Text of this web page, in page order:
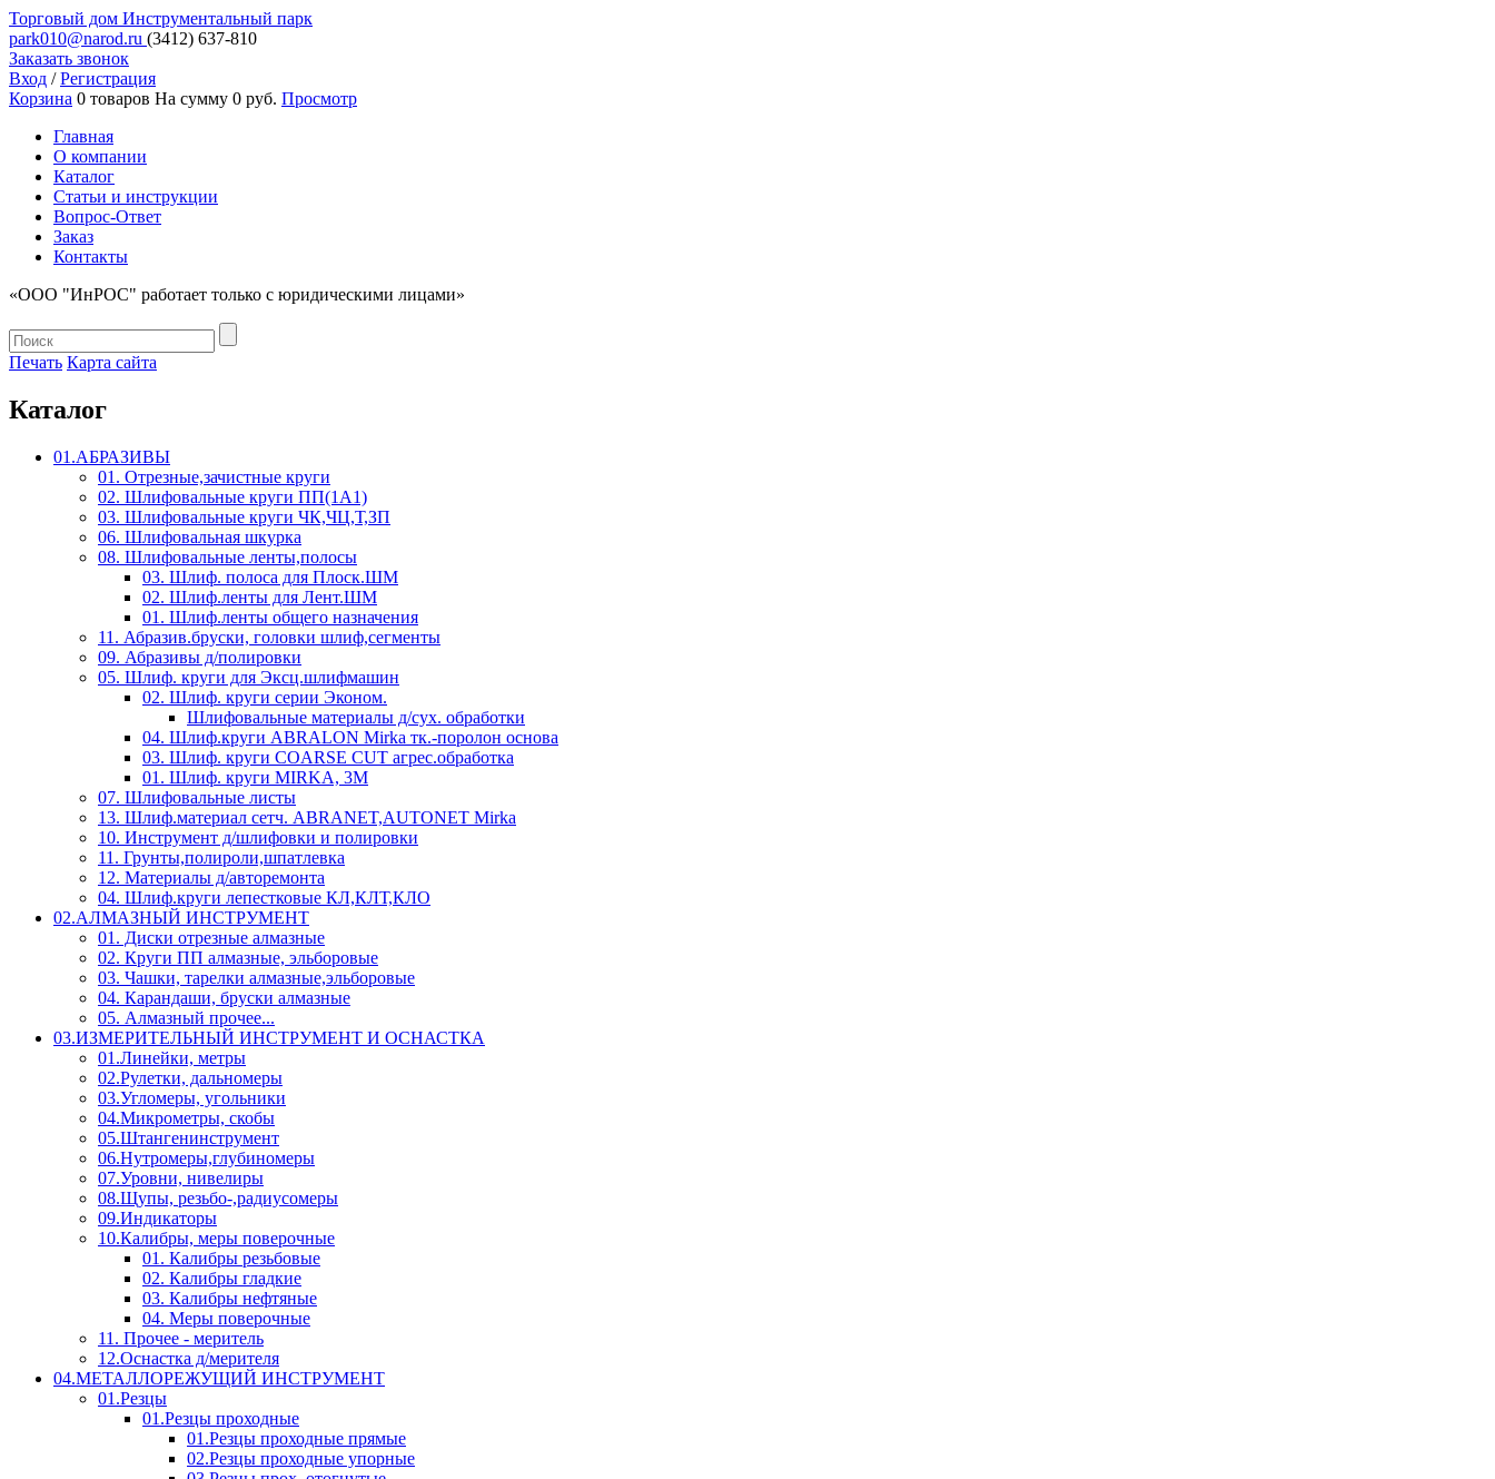
Торговый дом Инструментальный парк
park010@narod.ru (3412) 637-810
Заказать звонок
Вход /Регистрация
Корзина 0 товаров На сумму 0 руб. Просмотр
Главная
О компании
Каталог
Статьи и инструкции
Вопрос-Ответ
Заказ
Контакты
«ООО "ИнРОС" работает только с юридическими лицами»
Печать Карта сайта
Каталог
01.АБРАЗИВЫ
01. Отрезные,зачистные круги
02. Шлифовальные круги ПП(1А1)
03. Шлифовальные круги ЧК,ЧЦ,Т,ЗП
06. Шлифовальная шкурка
08. Шлифовальные ленты,полосы
03. Шлиф. полоса для Плоск.ШМ
02. Шлиф.ленты для Лент.ШМ
01. Шлиф.ленты общего назначения
11. Абразив.бруски, головки шлиф,сегменты
09. Абразивы д/полировки
05. Шлиф. круги для Эксц.шлифмашин
02. Шлиф. круги серии Эконом.
Шлифовальные материалы д/сух. обработки
04. Шлиф.круги ABRALON Mirka тк.-поролон основа
03. Шлиф. круги COARSE CUT агрес.обработка
01. Шлиф. круги MIRKA, 3M
07. Шлифовальные листы
13. Шлиф.материал сетч. ABRANET,AUTONET Mirka
10. Инструмент д/шлифовки и полировки
11. Грунты,полироли,шпатлевка
12. Материалы д/авторемонта
04. Шлиф.круги лепестковые КЛ,КЛТ,КЛО
02.АЛМАЗНЫЙ ИНСТРУМЕНТ
01. Диски отрезные алмазные
02. Круги ПП алмазные, эльборовые
03. Чашки, тарелки алмазные,эльборовые
04. Карандаши, бруски алмазные
05. Алмазный прочее...
03.ИЗМЕРИТЕЛЬНЫЙ ИНСТРУМЕНТ И ОСНАСТКА
01.Линейки, метры
02.Рулетки, дальномеры
03.Угломеры, угольники
04.Микрометры, скобы
05.Штангенинструмент
06.Нутромеры,глубиномеры
07.Уровни, нивелиры
08.Щупы, резьбо-,радиусомеры
09.Индикаторы
10.Калибры, меры поверочные
01. Калибры резьбовые
02. Калибры гладкие
03. Калибры нефтяные
04. Меры поверочные
11. Прочее - меритель
12.Оснастка д/мерителя
04.МЕТАЛЛОРЕЖУЩИЙ ИНСТРУМЕНТ
01.Резцы
01.Резцы проходные
01.Резцы проходные прямые
02.Резцы проходные упорные